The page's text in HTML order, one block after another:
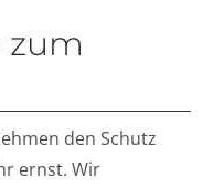
zum
den Schutz
ernst. Wir